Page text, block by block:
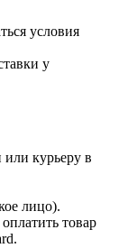
условия
у
или курьеру в
лицо).
товар